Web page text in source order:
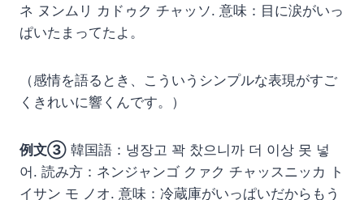
ネ ヌンムリ カドゥク チャッソ. 意味：目に涙がいっ
ぱいたまってたよ。
（感情を語るとき、こういうシンプルな表現がすご
くきれいに響くんです。）
例文③ 韓国語：냉장고 꽉 찼으니까 더 이상 못 넣
어. 読み方：ネンジャンゴ クァク チャッスニッカ ト
イサン モ ノオ. 意味：冷蔵庫がいっぱいだからもう